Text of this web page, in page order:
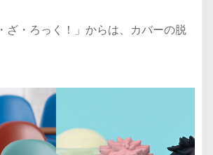
ざ・ろっく！」からは、カバーの脱